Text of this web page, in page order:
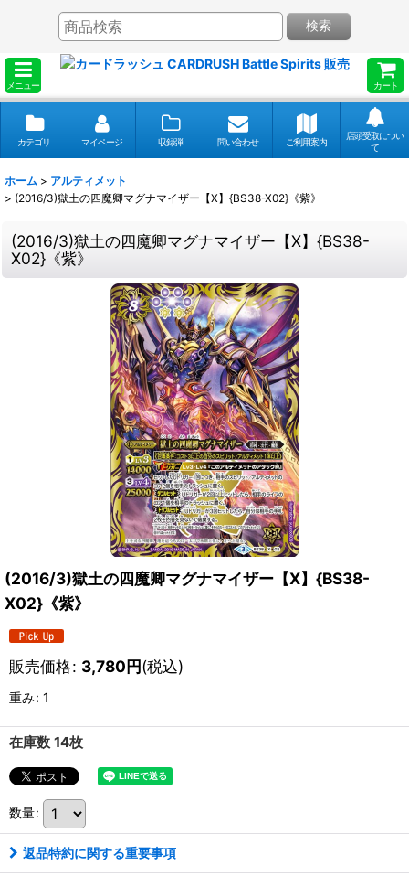
メニュー カート
検索
カテゴリ マイページ 収録弾 問い合わせ ご利用案内
店頭受取につい
て
ホーム > アルティメット
> (2016/3)獄土の四魔卿マグナマイザー【X】{BS38-X02}《紫》
(2016/3)獄土の四魔卿マグナマイザー【X】{BS38-
X02}《紫》
(2016/3)獄土の四魔卿マグナマイザー【X】{BS38-
X02}《紫》
販売価格: 3,780円(税込)
重み: 1
在庫数 14枚
数量:
返品特約に関する重要事項